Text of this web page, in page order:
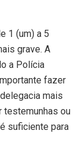
1 (um) a 5
grave. A
a Polícia
fazer
mais
testemunhas ou
suficiente para